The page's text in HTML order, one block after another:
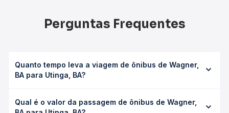
Perguntas Frequentes
Quanto tempo leva a viagem de ônibus de Wagner,
BA para Utinga, BA?
em média 0h 30min, podendo variar conforme a viação, o
Qual é o valor da passagem de ônibus de Wagner,